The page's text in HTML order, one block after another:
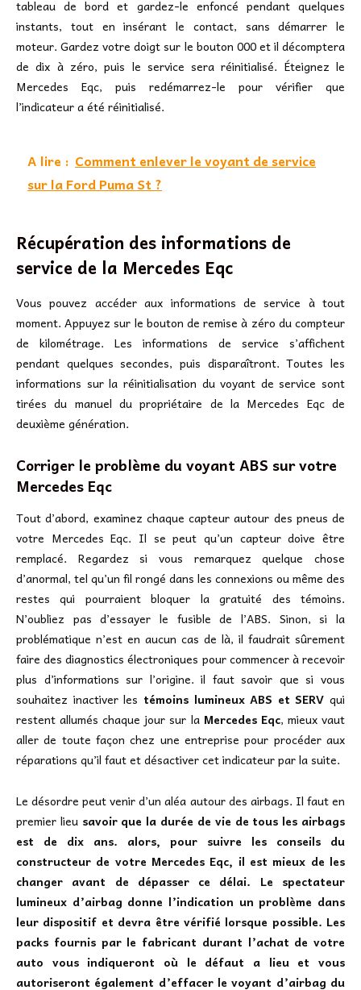
tableau de bord et gardez-le enfoncé pendant quelques
instants, tout en insérant le contact, sans démarrer le
moteur. Gardez votre doigt sur le bouton 000 et il décomptera
de dix à zéro, puis le service sera réinitialisé. Éteignez le
Mercedes Eqc, puis redémarrez-le pour vérifier que
l’indicateur a été réinitialisé.
A lire : Comment enlever le voyant de service
sur la Ford Puma St ?
Récupération des informations de
service de la Mercedes Eqc
Vous pouvez accéder aux informations de service à tout
moment. Appuyez sur le bouton de remise à zéro du compteur
de kilométrage. Les informations de service s’affichent
pendant quelques secondes, puis disparaîtront. Toutes les
informations sur la réinitialisation du voyant de service sont
tirées du manuel du propriétaire de la Mercedes Eqc de
deuxième génération.
Corriger le problème du voyant ABS sur votre
Mercedes Eqc
Tout d’abord, examinez chaque capteur autour des pneus de
votre Mercedes Eqc. Il se peut qu’un capteur doive être
remplacé. Regardez si vous remarquez quelque chose
d’anormal, tel qu’un fil rongé dans les connexions ou même des
restes qui pourraient bloquer la gratuité des témoins.
N’oubliez pas d’essayer le fusible de l’ABS. Sinon, si la
problématique n’est en aucun cas de là, il faudrait sûrement
faire des diagnostics électroniques pour commencer à recevoir
plus d’informations sur l’origine. il faut savoir que si vous
souhaitez inactiver les témoins lumineux ABS et SERV qui
restent allumés chaque jour sur la Mercedes Eqc, mieux vaut
aller de toute façon chez une entreprise pour procéder aux
réparations qu’il faut et désactiver cet indicateur par la suite.
Le désordre peut venir d’un aléa autour des airbags. Il faut en
premier lieu savoir que la durée de vie de tous les airbags
est de dix ans. alors, pour suivre les conseils du
constructeur de votre Mercedes Eqc, il est mieux de les
changer avant de dépasser ce délai. Le spectateur
lumineux d’airbag donne l’indication un problème dans
leur dispositif et devra être vérifié lorsque possible. Les
packs fournis par le fabricant durant l’achat de votre
auto vous indiqueront où le défaut a lieu et vous
autoriseront également d’effacer le voyant d’airbag du